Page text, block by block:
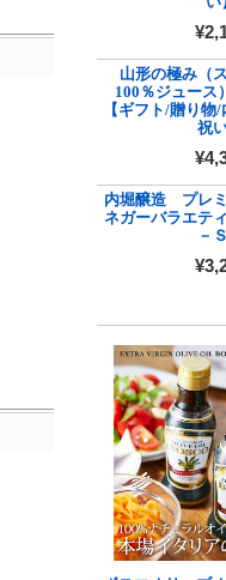
山形の極み（
100％ジュー
【ギフト/贈り
祝
内堀醸造 プレ
ネガーバラエテ
－